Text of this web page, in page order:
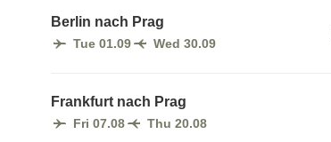
Berlin nach Prag
Tue 01.09 Wed 30.09
Frankfurt nach Prag
Fri 07.08 Thu 20.08